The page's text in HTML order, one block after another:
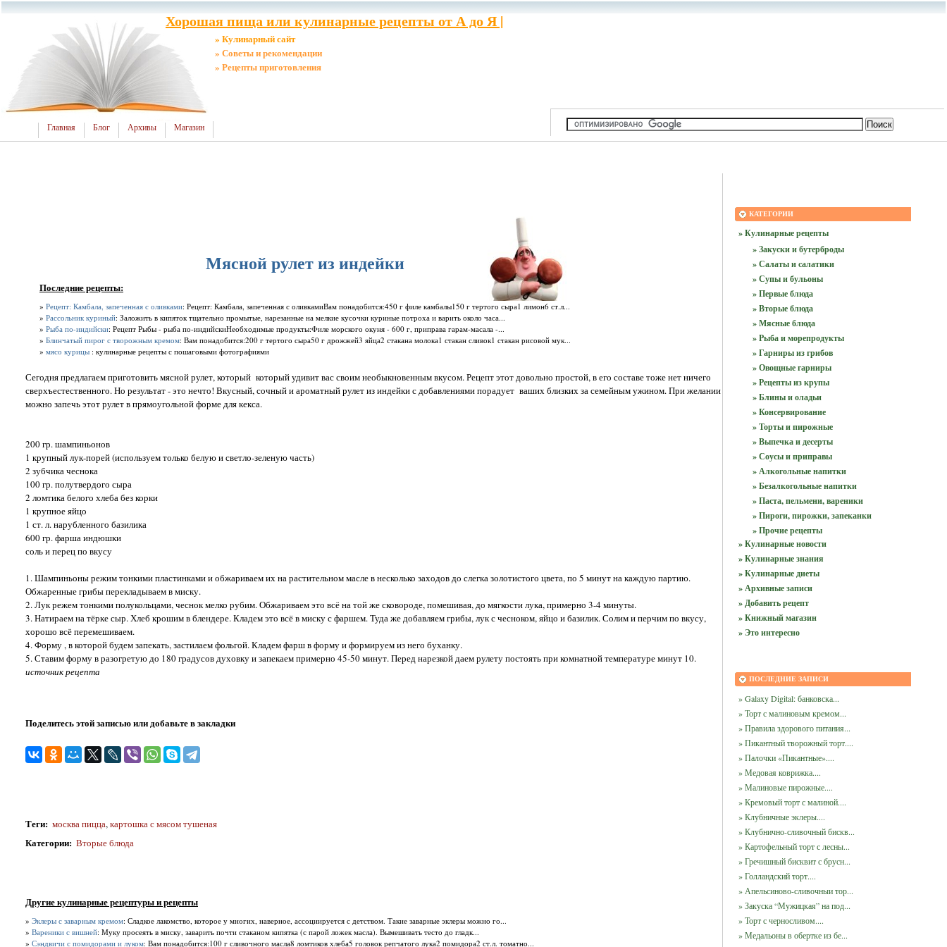
Хорошая пища или кулинарные рецепты от А до Я |
» Кулинарный сайт
» Советы и рекомендации
» Рецепты приготовления
Главная Блог Архивы Магазин
Мясной рулет из индейки
Последние рецепты:
» Рецепт: Камбала, запеченная с оливками: Рецепт: Камбала, запеченная с оливкамиВам понадобится:450 г филе камбалы150 г тертого сыра1 лимон6 ст.л...
» Рассольник куриный: Заложить в кипяток тщательно промытые, нарезанные на мелкие кусочки куриные потроха и варить около часа...
» Рыба по-индийски: Рецепт Рыбы - рыба по-индийскиНеобходимые продукты:Филе морского окуня - 600 г, приправа гарам-масала -...
» Блинчатый пирог с творожным кремом: Вам понадобится:200 г тертого сыра50 г дрожжей3 яйца2 стакана молока1 стакан сливок1 стакан рисовой мук...
» мясо курицы : кулинарные рецепты с пошаговыми фотографиями
Сегодня предлагаем приготовить мясной рулет, который который удивит вас своим необыкновенным вкусом. Рецепт этот довольно простой, в его составе тоже нет ничего
сверхъестественного. Но результат - это нечто! Вкусный, сочный и ароматный рулет из индейки с добавлениями порадует ваших близких за семейным ужином. При желании
можно запечь этот рулет в прямоугольной форме для кекса.
200 гр. шампиньонов
1 крупный лук-порей (используем только белую и светло-зеленую часть)
2 зубчика чеснока
100 гр. полутвердого сыра
2 ломтика белого хлеба без корки
1 крупное яйцо
1 ст. л. нарубленного базилика
600 гр. фарша индюшки
соль и перец по вкусу
1. Шампиньоны режим тонкими пластинками и обжариваем их на растительном масле в несколько заходов до слегка золотистого цвета, по 5 минут на каждую партию.
Обжаренные грибы перекладываем в миску.
2. Лук режем тонкими полукольцами, чеснок мелко рубим. Обжариваем это всё на той же сковороде, помешивая, до мягкости лука, примерно 3-4 минуты.
3. Натираем на тёрке сыр. Хлеб крошим в блендере. Кладем это всё в миску с фаршем. Туда же добавляем грибы, лук с чесноком, яйцо и базилик. Солим и перчим по вкусу,
хорошо всё перемешиваем.
4. Форму , в которой будем запекать, застилаем фольгой. Кладем фарш в форму и формируем из него буханку.
5. Ставим форму в разогретую до 180 градусов духовку и запекаем примерно 45-50 минут. Перед нарезкой даем рулету постоять при комнатной температуре минут 10.
источник рецепта
Поделитесь этой записью или добавьте в закладки
Теги: москва пицца,картошка с мясом тушеная
Категории: Вторые блюда
Другие кулинарные рецептуры и рецепты
» Эклеры с заварным кремом: Сладкое лакомство, которое у многих, наверное, ассоциируется с детством. Такие заварные эклеры можно го...
» Вареники с вишней: Муку просеять в миску, заварить почти стаканом кипятка (с парой ложек масла). Вымешивать тесто до гладк...
» Сэндвичи с помидорами и луком: Вам понадобится:100 г сливочного масла8 ломтиков хлеба5 головок репчатого лука2 помидора2 ст.л. томатно...
КАТЕГОРИИ
» Кулинарные рецепты
» Закуски и бутерброды
» Салаты и салатики
» Супы и бульоны
» Первые блюда
» Вторые блюда
» Мясные блюда
» Рыба и морепродукты
» Гарниры из грибов
» Овощные гарниры
» Рецепты из крупы
» Блины и оладьи
» Консервирование
» Торты и пирожные
» Выпечка и десерты
» Соусы и приправы
» Алкогольные напитки
» Безалкогольные напитки
» Паста, пельмени, вареники
» Пироги, пирожки, запеканки
» Прочие рецепты
» Кулинарные новости
» Кулинарные знания
» Кулинарные диеты
» Архивные записи
» Добавить рецепт
» Книжный магазин
» Это интересно
ПОСЛЕДНИЕ ЗАПИСИ
» Galaxy Digital: банковска...
» Торт с малиновым кремом...
» Правила здорового питания...
» Пикантный творожный торт....
» Палочки «Пикантные»....
» Медовая коврижка....
» Малиновые пирожные....
» Кремовый торт с малиной....
» Клубничные эклеры....
» Клубнично-сливочный бискв...
» Картофельный торт с лесны...
» Гречишный бисквит с брусн...
» Голландский торт....
» Апельсиново-сливочныи тор...
» Закуска “Мужицкая” на под...
» Торт с черносливом....
» Медальоны в обертке из бе...